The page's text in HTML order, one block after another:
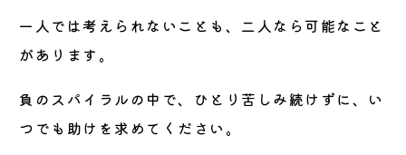
一人では考えられないことも、二人なら可能なこと
があります。
負のスパイラルの中で、ひとり苦しみ続けずに、い
つでも助けを求めてください。